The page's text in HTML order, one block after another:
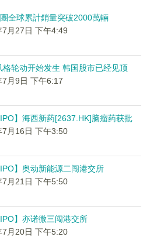
全球累計銷量突破2000萬輛
7月27日 下午4:49
格轮动开始发生 韩国股市已经见顶
7月9日 下午6:17
IPO】海西新药[2637.HK]脑瘤药获批
7月16日 下午3:50
IPO】奥动新能源二闯港交所
7月21日 下午5:50
IPO】亦诺微三闯港交所
7月20日 下午5:20